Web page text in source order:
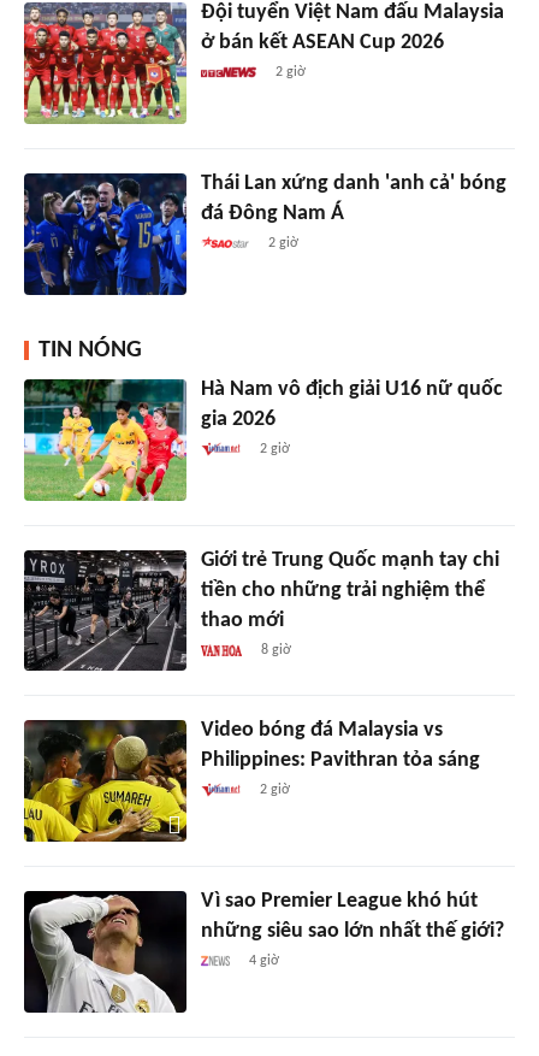
Đội tuyển Việt Nam đấu Malaysia
ở bán kết ASEAN Cup 2026
2 giờ
Thái Lan xứng danh 'anh cả' bóng
đá Đông Nam Á
2 giờ
TIN NÓNG
Hà Nam vô địch giải U16 nữ quốc
gia 2026
2 giờ
Giới trẻ Trung Quốc mạnh tay chi
tiền cho những trải nghiệm thể
thao mới
8 giờ
Video bóng đá Malaysia vs
Philippines: Pavithran tỏa sáng
2 giờ
Vì sao Premier League khó hút
những siêu sao lớn nhất thế giới?
4 giờ